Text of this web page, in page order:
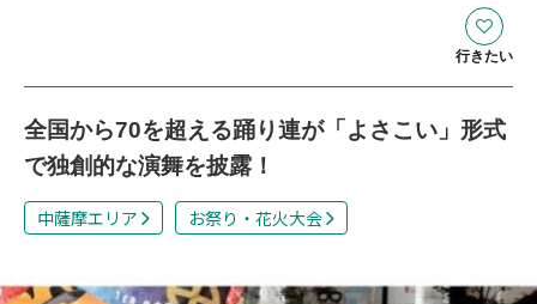
行きたい
全国から70を超える踊り連が「よさこい」形式
で独創的な演舞を披露！
中薩摩エリア お祭り・花火大会